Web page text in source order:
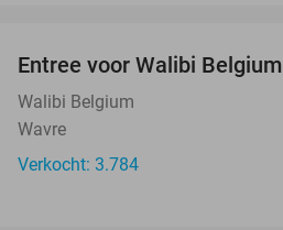
Entree voor Walibi Belgium
Walibi Belgium
Wavre
Verkocht: 3.784